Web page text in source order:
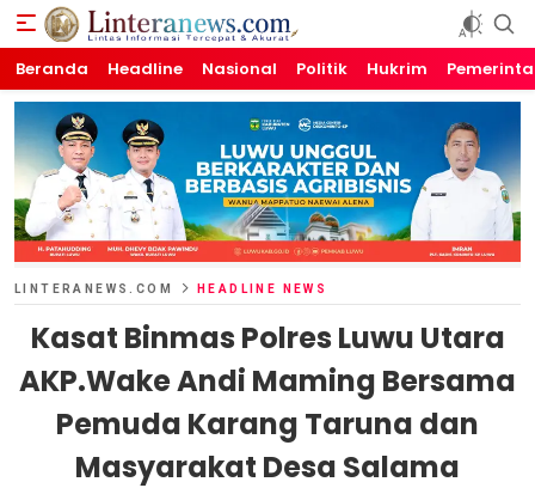
Linteranews.com
Lintas Informasi Tercepat dan Akurat
Beranda Headline Nasional Politik Hukrim
LINTERANEWS.COM HEADLINE NEWS
Kasat Binmas Polres Luwu Utara
AKP.Wake Andi Maming Bersama
Pemuda Karang Taruna dan
Masyarakat Desa Salama